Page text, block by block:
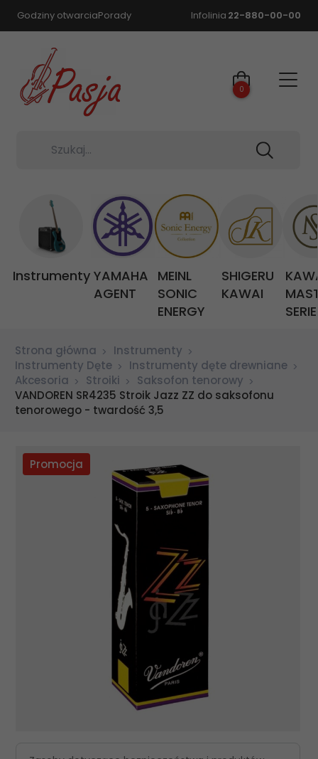
Godziny otwarciaPorady Infolinia 22-880-00-00
Szukaj...
0
Instrumenty YAMAHA
AGENT
MEINL
SONIC
ENERGY
SHIGERU
KAWAI
Strona główna
Instrumenty
Instrumenty Dęte
Instrumenty dęte drewniane
Akcesoria
Stroiki
Saksofon tenorowy
VANDOREN SR4235 Stroik Jazz ZZ do saksofonu
tenorowego - twardość 3,5
Promocja